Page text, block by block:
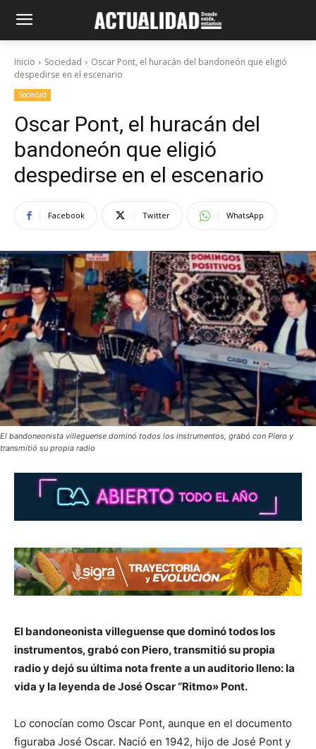
Inicio Sociedad
Oscar Pont, el huracán del bandoneón que eligió
despedirse en el escenario
Sociedad
Oscar Pont, el huracán del
bandoneón que eligió
despedirse en el escenario
Facebook Twitter WhatsApp
El bandoneonista villeguense dominó todos los instrumentos, grabó con Piero y
transmitió su propia radio
El bandoneonista villeguense que dominó todos los
instrumentos, grabó con Piero, transmitió su propia
radio y dejó su última nota frente a un auditorio lleno: la
vida y la leyenda de José Oscar “Ritmo» Pont.
Lo conocían como Oscar Pont, aunque en el documento
figuraba José Oscar. Nació en 1942, hijo de José Pont y